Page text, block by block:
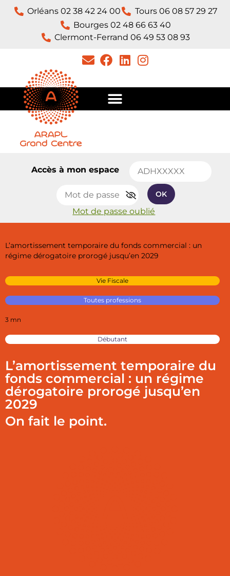
Orléans 02 38 42 24 00
Tours 06 08 57 29 27
Bourges 02 48 66 63 40
Clermont-Ferrand 06 49 53 08 93​
Accès à mon espace
OK
Mot de passe oublié
L’amortissement temporaire du fonds commercial : un
régime dérogatoire prorogé jusqu’en 2029
Vie Fiscale
Toutes professions
3 mn
Débutant
L’amortissement temporaire du
fonds commercial : un régime
dérogatoire prorogé jusqu’en
2029
On fait le point.